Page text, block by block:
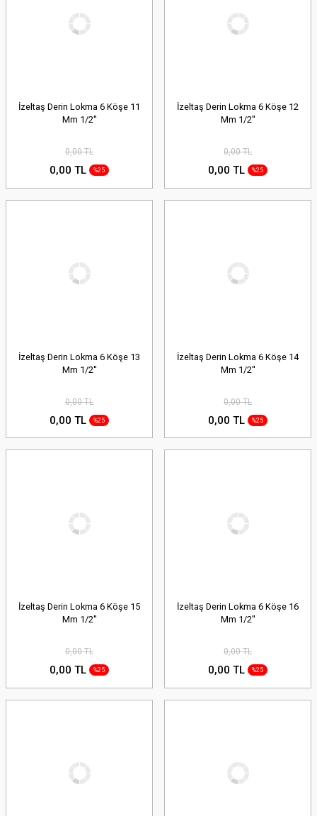
İzeltaş Derin Lokma 6 Köşe 11
Mm 1/2''
0,00 TL
0,00 TL %25
İzeltaş Derin Lokma 6 Köşe 12
Mm 1/2''
0,00 TL
0,00 TL %25
İzeltaş Derin Lokma 6 Köşe 13
Mm 1/2''
0,00 TL
0,00 TL %25
İzeltaş Derin Lokma 6 Köşe 14
Mm 1/2''
0,00 TL
0,00 TL %25
İzeltaş Derin Lokma 6 Köşe 15
Mm 1/2''
0,00 TL
0,00 TL %25
İzeltaş Derin Lokma 6 Köşe 16
Mm 1/2''
0,00 TL
0,00 TL %25